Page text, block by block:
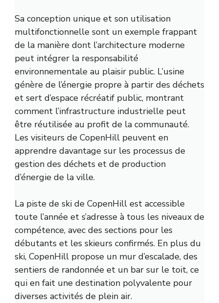
Sa conception unique et son utilisation
multifonctionnelle sont un exemple frappant
de la manière dont l’architecture moderne
peut intégrer la responsabilité
environnementale au plaisir public. L’usine
génère de l’énergie propre à partir des déchets
et sert d’espace récréatif public, montrant
comment l’infrastructure industrielle peut
être réutilisée au profit de la communauté.
Les visiteurs de CopenHill peuvent en
apprendre davantage sur les processus de
gestion des déchets et de production
d’énergie de la ville.
La piste de ski de CopenHill est accessible
toute l’année et s’adresse à tous les niveaux de
compétence, avec des sections pour les
débutants et les skieurs confirmés. En plus du
ski, CopenHill propose un mur d’escalade, des
sentiers de randonnée et un bar sur le toit, ce
qui en fait une destination polyvalente pour
diverses activités de plein air.